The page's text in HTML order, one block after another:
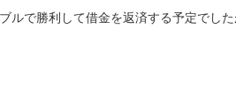
で勝利して借金を返済する予定でした